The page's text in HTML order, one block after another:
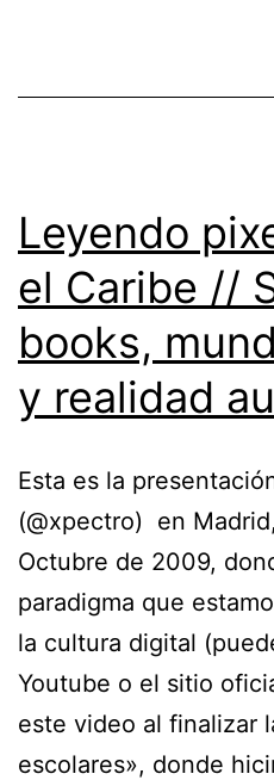
Leyendo
el Caribe //
books,
y realidad
Esta es la
(@xpectro) en
Octubre de 2009,
paradigma que
la cultura digital
Youtube o el sitio
este video al finalizar
escolares», donde